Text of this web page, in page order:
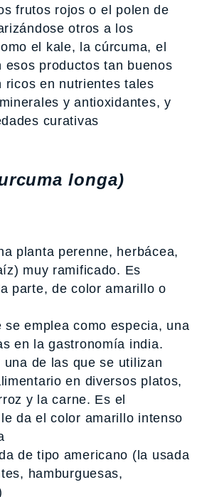
frutos rojos o el polen de
otros a los
el kale, la cúrcuma, el
productos tan buenos
ricos en nutrientes tales
y antioxidantes, y
curativas
longa)
planta perenne, herbácea,
muy ramificado. Es
parte, de color amarillo o
se emplea como especia, una
en la gastronomía india.
de las que se utilizan
en diversos platos,
y la carne. Es el
da el color amarillo intenso
de tipo americano (la usada
hamburguesas,